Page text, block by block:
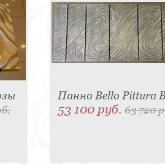
Панно Bello Pittura
53 100 руб.63 720